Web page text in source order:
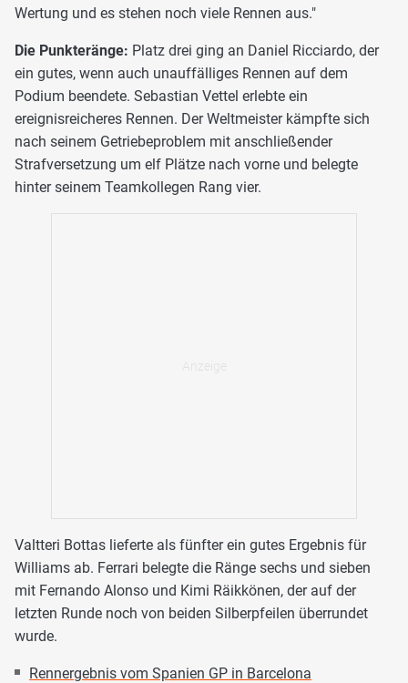
Wertung und es stehen noch viele Rennen aus."
Die Punkteränge: Platz drei ging an Daniel Ricciardo, der
ein gutes, wenn auch unauffälliges Rennen auf dem
Podium beendete. Sebastian Vettel erlebte ein
ereignisreicheres Rennen. Der Weltmeister kämpfte sich
nach seinem Getriebeproblem mit anschließender
Strafversetzung um elf Plätze nach vorne und belegte
hinter seinem Teamkollegen Rang vier.
Valtteri Bottas lieferte als fünfter ein gutes Ergebnis für
Williams ab. Ferrari belegte die Ränge sechs und sieben
mit Fernando Alonso und Kimi Räikkönen, der auf der
letzten Runde noch von beiden Silberpfeilen überrundet
wurde.
Rennergebnis vom Spanien GP in Barcelona